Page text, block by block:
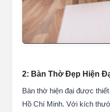
2: Bàn Thờ Đẹp Hiện
Bàn thờ hiện đại được
Hồ Chí Minh. Với kích